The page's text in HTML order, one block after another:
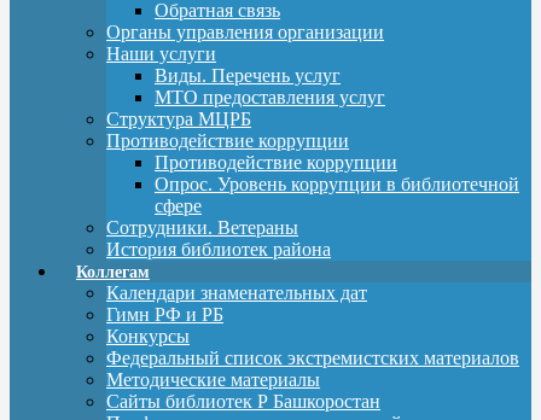
Обратная связь
Органы управления организации
Наши услуги
Виды. Перечень услуг
МТО предоставления услуг
Структура МЦРБ
Противодействие коррупции
Противодействие коррупции
Опрос. Уровень коррупции в библиотечной
сфере
Сотрудники. Ветераны
История библиотек района
Коллегам
Календари знаменательных дат
Гимн РФ и РБ
Конкурсы
Федеральный список экстремистских материалов
Методические материалы
Сайты библиотек Р Башкоростан